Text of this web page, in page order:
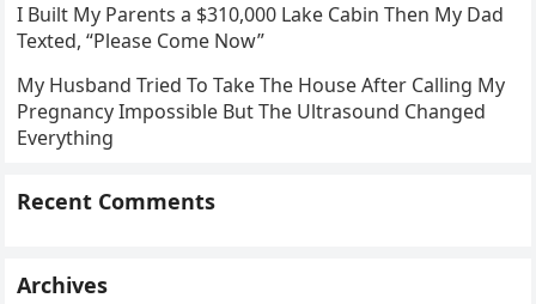
I Built My Parents a $310,000 Lake Cabin Then My Dad
Texted, “Please Come Now”
My Husband Tried To Take The House After Calling My
Pregnancy Impossible But The Ultrasound Changed
Everything
Recent Comments
Archives